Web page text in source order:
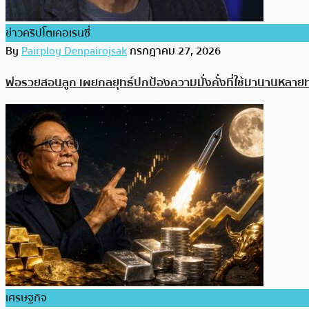
ข่าวคริปโตเคอเรนซี่
ByPairploy Denpairojsakกรกฎาคม 27, 2026
พ่อรวยสอนลูก เผยกลยุทธ์ปกป้องความมั่งคั่งที่ใช้มานานหลาย
เศรษฐกิจ